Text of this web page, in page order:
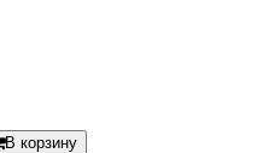
В корзину